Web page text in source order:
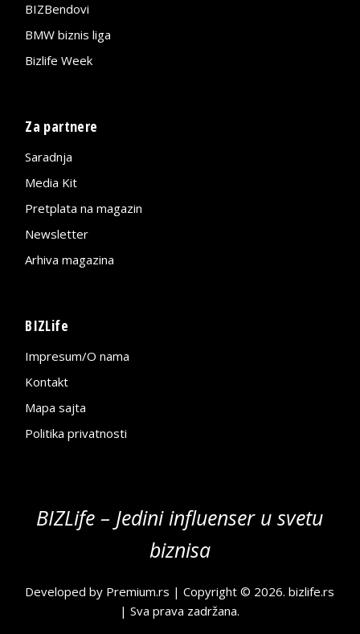
BIZBendovi
BMW biznis liga
Bizlife Week
Za partnere
Saradnja
Media Kit
Pretplata na magazin
Newsletter
Arhiva magazina
BIZLife
Impresum/O nama
Kontakt
Mapa sajta
Politika privatnosti
BIZLife – Jedini influenser u svetu
biznisa
Developed by Premium.rs | Copyright © 2026.bizlife.rs
| Sva prava zadržana.